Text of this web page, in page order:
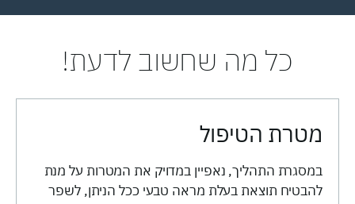
כל מה שחשוב לדעת!
מטרת הטיפול​
במסגרת התהליך, נאפיין במדויק את המטרות על מנת
להבטיח תוצאת בעלת מראה טבעי ככל הניתן, לשפר